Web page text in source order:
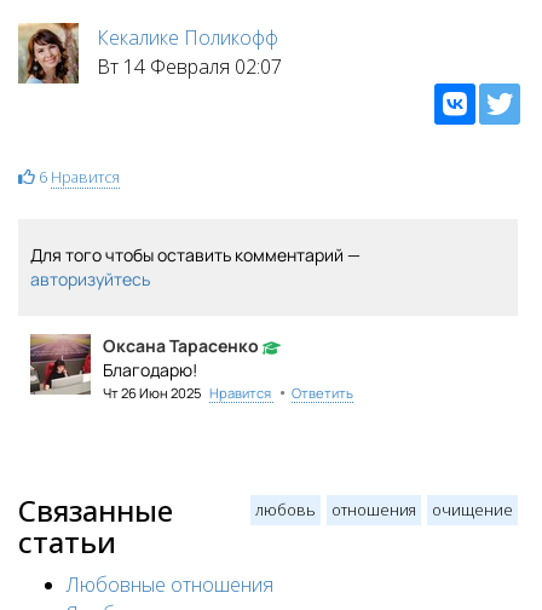
Кекалике Поликофф
Вт 14 Февраля 02:07
6 Нравится
Для того чтобы оставить комментарий —
авторизуйтесь
Оксана Тарасенко
Благодарю!
Чт 26 Июн 2025 Нравится • Ответить
любовь отношения очищение
Связанные
статьи
Любовные отношения